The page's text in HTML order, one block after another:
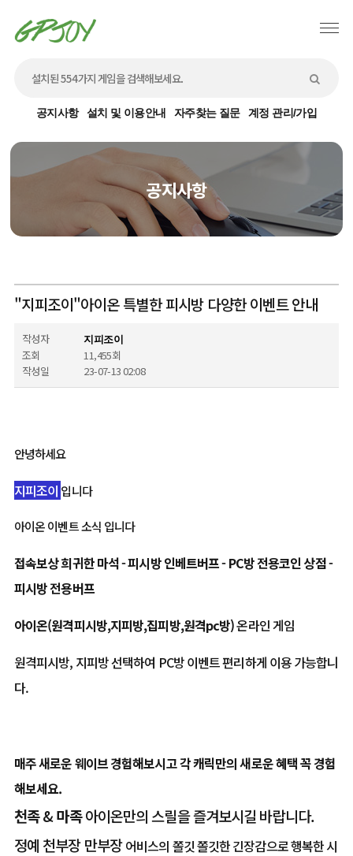
공지사항 설치 및 이용안내 자주찾는 질문 계정 관리/가입
공지사항
"지피조이"아이온 특별한 피시방 다양한 이벤트 안내
작성자 지피조이
조회
11,455회
작성일
23-07-13 02:08
안녕하세요
지피조이 입니다
아이온 이벤트 소식 입니다
접속보상 희귀한 마석 - 피시방 인베트버프 -PC방 전용코인 상점 -
피시방 전용버프
아이온(원격피시방,지피방,집피방,원격pc방)온라인 게임
원격피시방, 지피방 선택하여 PC방 이벤트 편리하게 이용 가능합니
다.
매주 새로운 웨이브 경험해보시고 각 캐릭만의 새로운 혜택 꼭 경험
해보세요.
천족&마족아이온만의 스릴을 즐겨보시길 바랍니다.
정예 천부장 만부장어비스의 쫄깃 쫄깃한 긴장감으로 행복한 시